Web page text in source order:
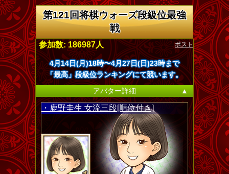
第121回将棋ウォーズ段級位最強
戦
ポスト
参加数: 186987人
4月14日(月)18時〜4月27日(日)23時まで
「最高」段級位ランキングにて競います。
アバター詳細
▲
・鹿野圭生 女流三段[順位付き]